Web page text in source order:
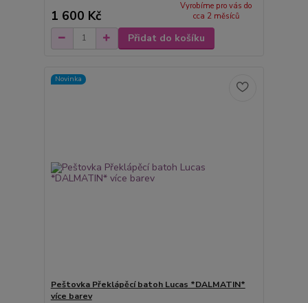
1 600 Kč
Vyrobíme pro vás do
cca 2 měsíců
Přidat do košíku
Novinka
Peštovka Překlápěcí batoh Lucas *DALMATIN*
více barev